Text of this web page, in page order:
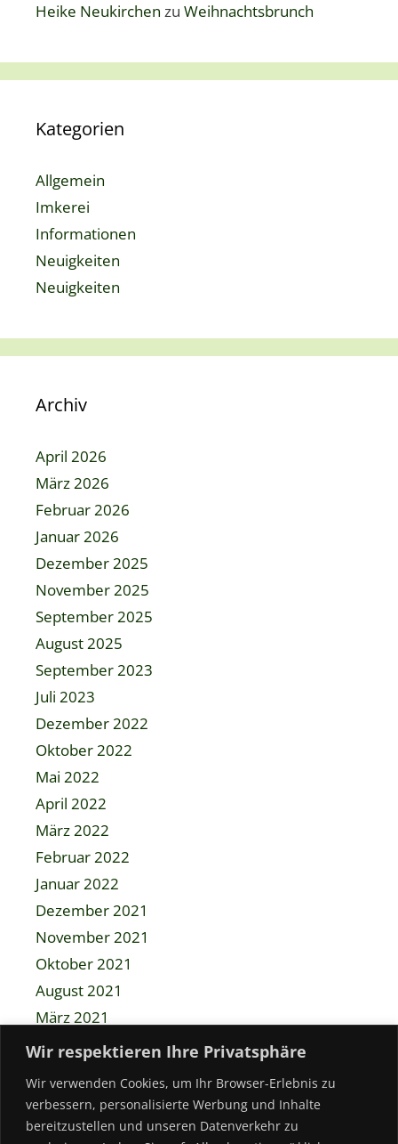
Wir respektieren Ihre Privatsphäre
Wir verwenden Cookies, um Ihr Browser-Erlebnis zu
verbessern, personalisierte Werbung und Inhalte
bereitzustellen und unseren Datenverkehr zu
Heike Neukirchen zu Weihnachtsbrunch
Kategorien
Allgemein
Imkerei
Informationen
Neuigkeiten
Neuigkeiten
Archiv
April 2026
März 2026
Februar 2026
Januar 2026
Dezember 2025
November 2025
September 2025
August 2025
September 2023
Juli 2023
Dezember 2022
Oktober 2022
Mai 2022
April 2022
März 2022
Februar 2022
Januar 2022
Dezember 2021
November 2021
Oktober 2021
August 2021
März 2021
Dezember 2020
Mai 2020
April 2020